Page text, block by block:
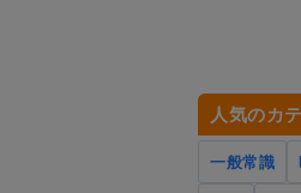
人気のカ
一般常識